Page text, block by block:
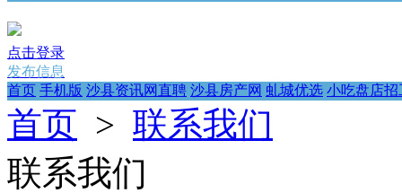
点击登录
发布信息
首页 手机版 沙县资讯网直聘 沙县房产网 虬城优选 小吃盘店招
首页 > 联系我们
联系我们